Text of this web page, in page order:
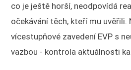
co je ještě horší, neodpovídá
očekávání těch, kteří mu uvěřili.
vícestupňové zavedení EVP s
vazbou - kontrola aktuálnosti